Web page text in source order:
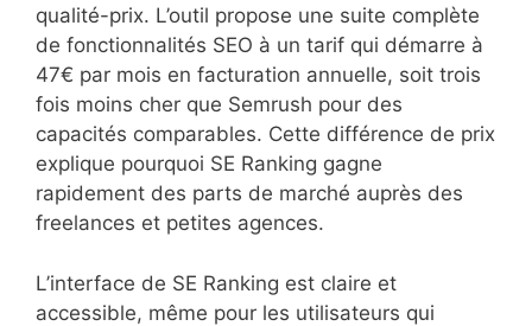
qualité-prix. L’outil propose une suite complète
de fonctionnalités SEO à un tarif qui démarre à
47€ par mois en facturation annuelle, soit trois
fois moins cher que Semrush pour des
capacités comparables. Cette différence de prix
explique pourquoi SE Ranking gagne
rapidement des parts de marché auprès des
freelances et petites agences.
L’interface de SE Ranking est claire et
accessible, même pour les utilisateurs qui